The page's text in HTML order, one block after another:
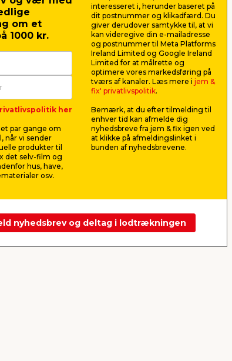
Bambusbænk m/2 hylder
70 x 25 x 45 cm
Længde: 70 cm.
249,00 pr. stk.
Butik
Fluenet
Lev. omk.
Næste
om et
1000 kr.
her
par gange om
når vi sender
produkter til
det selv-film og
hus, have,
osv.
interesseret i, herunder baseret på
dit postnummer og klikadfærd. Du
giver derudover samtykke til, at vi
kan videregive din e-mailadresse
og postnummer til Meta Platforms
Ireland Limited og Google Ireland
Limited for at målrette og
optimere vores markedsføring på
tværs af kanaler. Læs mere i jem &
fix' privatlivspolitik.
Bemærk, at du efter tilmelding til
enhver tid kan afmelde dig
nyhedsbreve fra jem & fix igen ved
at klikke på afmeldingslinket i
bunden af nyhedsbrevene.
nyhedsbrev og deltag i lodtrækningen